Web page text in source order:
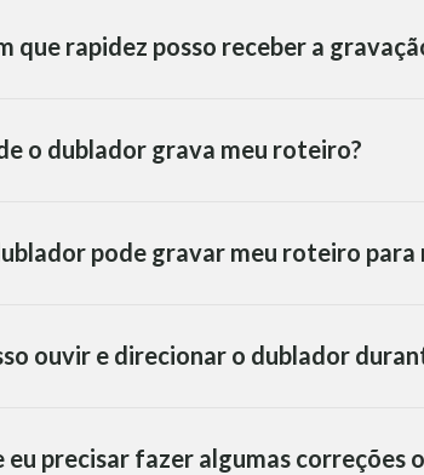
que rapidez posso receber a
o dublador grava meu roteiro?
pode gravar meu roteiro para
ouvir e direcionar o dublador
eu precisar fazer algumas